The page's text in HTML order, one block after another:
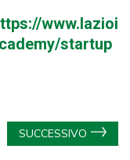
www.lazioi
startup
SUCCESSIVO